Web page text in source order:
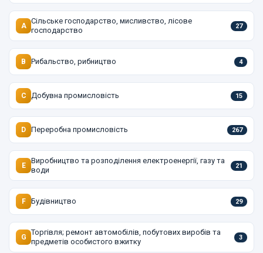
A
Сільське господарство, мисливство, лісове
господарство
27
B Рибальство, рибництво 4
C Добувна промисловість 15
D Переробна промисловість 267
E
Виробництво та розподілення електроенергії, газу та
води
21
F Будівництво 29
G
Торгівля; ремонт автомобілів, побутових виробів та
предметів особистого вжитку
3